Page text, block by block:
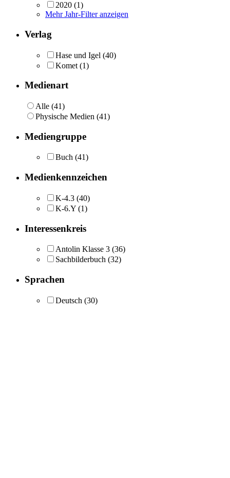
2020 (1)
Mehr Jahr-Filter anzeigen
Verlag
Hase und Igel (40)
Komet (1)
Medienart
Alle (41)
Physische Medien (41)
Mediengruppe
Buch (41)
Medienkennzeichen
K-4.3 (40)
K-6.Y (1)
Interessenkreis
Antolin Klasse 3 (36)
Sachbilderbuch (32)
Sprachen
Deutsch (30)